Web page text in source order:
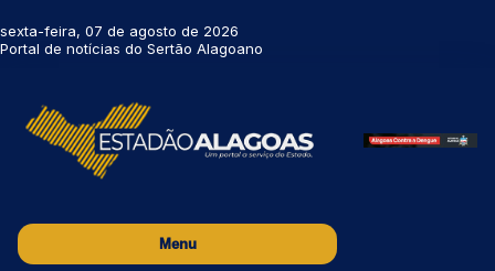
sexta-feira, 07 de agosto de 2026
Portal de notícias do Sertão Alagoano
Menu